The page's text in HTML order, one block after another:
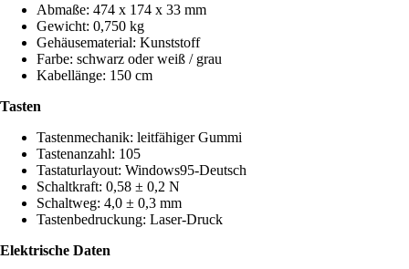
Abmaße: 474 x 174 x 33 mm
Gewicht: 0,750 kg
Gehäusematerial: Kunststoff
Farbe: schwarz oder weiß / grau
Kabellänge: 150 cm
Tasten
Tastenmechanik: leitfähiger Gummi
Tastenanzahl: 105
Tastaturlayout: Windows95-Deutsch
Schaltkraft: 0,58 ± 0,2 N
Schaltweg: 4,0 ± 0,3 mm
Tastenbedruckung: Laser-Druck
Elektrische Daten